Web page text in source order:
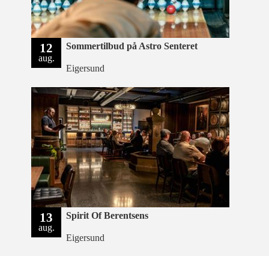
12
aug.
Sommertilbud på Astro Senteret
Eigersund
13
aug.
Spirit Of Berentsens
Eigersund